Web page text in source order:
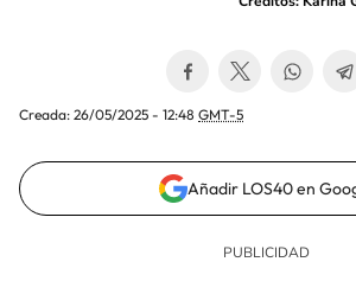
Creada: 26/05/2025 - 12:48 GMT-5
Añadir LOS40 en